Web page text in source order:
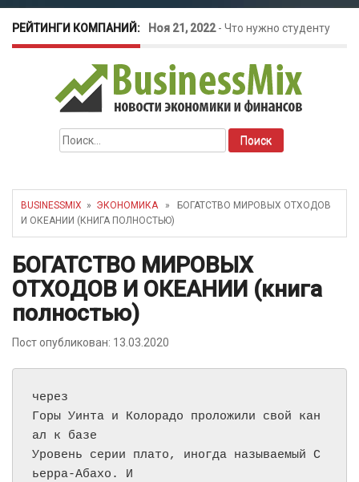
РЕЙТИНГИ КОМПАНИЙ: Ноя 21, 2022- Что нужно студенту
для открытия бизнеса?
Окт 26, 2022-Телефония для
amoCRM: лучшие инструменты для
бизнеса
Май 16, 2022
как защитить свой бизнес?
Найти:
BUSINESSMIX » ЭКОНОМИКА» БОГАТСТВО МИРОВЫХ ОТХОДОВ
И ОКЕАНИИ (КНИГА ПОЛНОСТЬЮ)
БОГАТСТВО МИРОВЫХ
ОТХОДОВ И ОКЕАНИИ (книга
полностью)
Пост опубликован: 13.03.2020
через
Горы Уинта и Колорадо проложили свой кан
ал к базе
Уровень серии плато, иногда называемый С
ьерра-Абахо. И